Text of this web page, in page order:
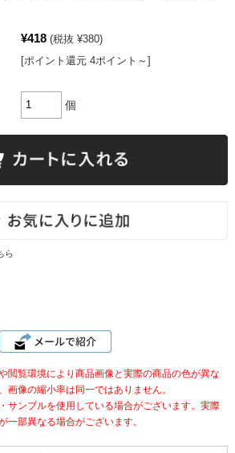
¥418 (税抜 ¥380)
[ポイント還元 4ポイント～]
個
ら
閲覧環境により商品画像と実際の商品の色が異な
画像の縮小率は同一ではありません。
サンプルを使用している場合がございます。実際
一部異なる場合がございます。